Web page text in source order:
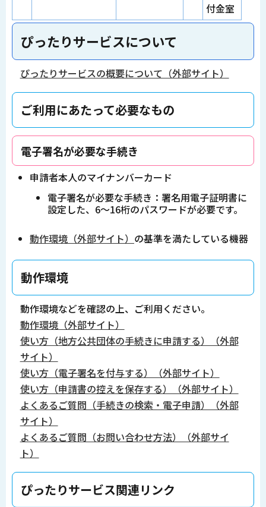
付金室
ぴったりサービスについて
ぴったりサービスの概要について（外部サイト）
ご利用にあたって必要なもの
電子署名が必要な手続き
申請者本人のマイナンバーカード
電子署名が必要な手続き：署名用電子証明書に
設定した、6～16桁のパスワードが必要です。
動作環境（外部サイト） の基準を満たしている機器
動作環境
動作環境などを確認の上、ご利用ください。
動作環境（外部サイト）
使い方（地方公共団体の手続きに申請する）（外部
サイト）
使い方（電子署名を付与する）（外部サイト）
使い方（申請書の控えを保存する）（外部サイト）
よくあるご質問（手続きの検索・電子申請）（外部
サイト）
よくあるご質問（お問い合わせ方法）（外部サイ
ト）
ぴったりサービス関連リンク